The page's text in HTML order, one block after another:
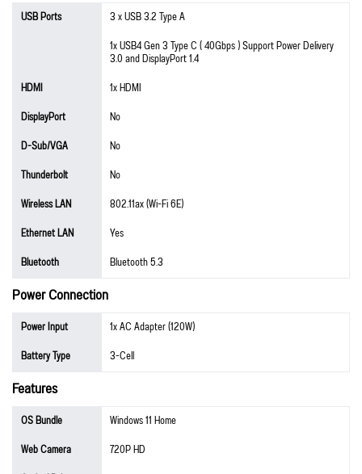
USB Ports
3 x USB 3.2 Type A
1x USB4 Gen 3 Type C ( 40Gbps ) Support Power Delivery
3.0 and DisplayPort 1.4
HDMI
1x HDMI
DisplayPort
No
D-Sub/VGA
No
Thunderbolt
No
Wireless LAN
802.11ax (Wi-Fi 6E)
Ethernet LAN
Yes
Bluetooth
Bluetooth 5.3
Power Connection
Power Input
1x AC Adapter (120W)
Battery Type
3-Cell
Features
OS Bundle
Windows 11 Home
Web Camera
720P HD